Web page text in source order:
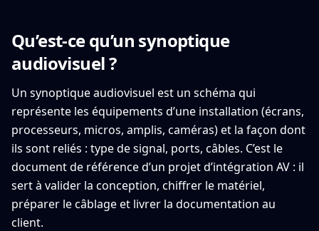
Qu’est-ce qu’un synoptique
audiovisuel ?
Un synoptique audiovisuel est un schéma qui
représente les équipements d’une installation (écrans,
processeurs, micros, amplis, caméras) et la façon dont
ils sont reliés : type de signal, ports, câbles. C’est le
document de référence d’un projet d’intégration AV : il
sert à valider la conception, chiffrer le matériel,
préparer le câblage et livrer la documentation au
client.